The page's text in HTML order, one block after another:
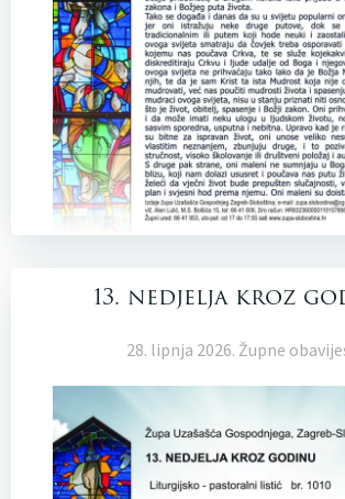
13. nedjelja kroz
28. lipnja 2026. Župne